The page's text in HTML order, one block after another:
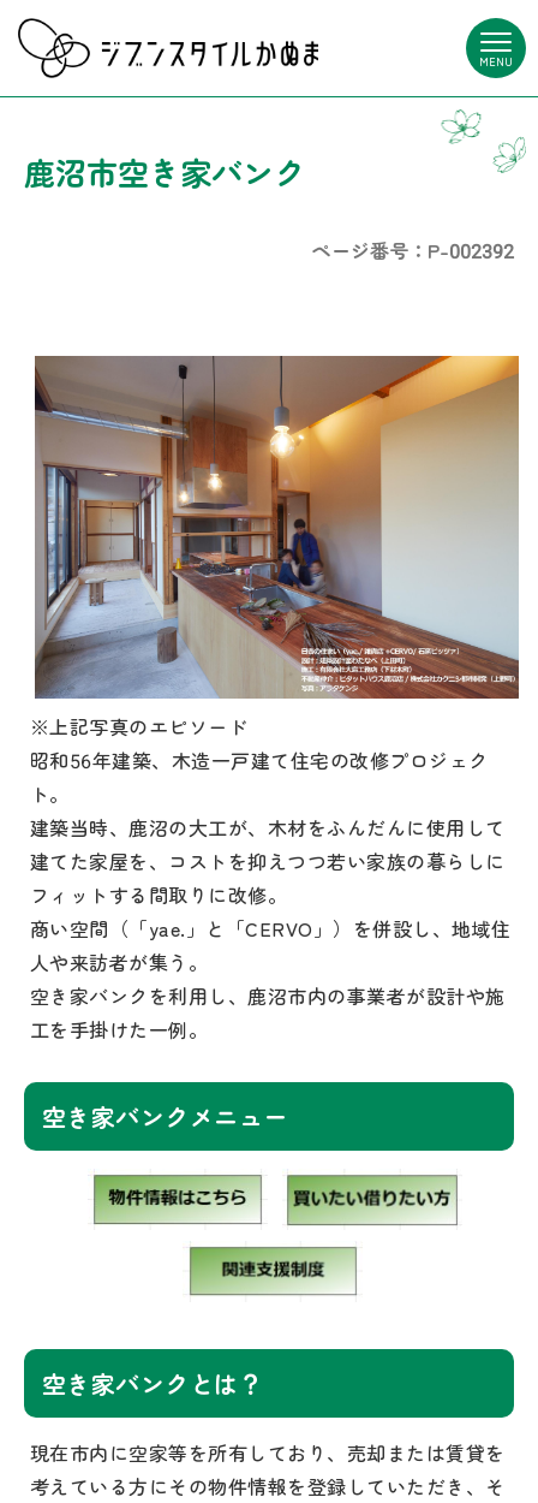
MENU
鹿沼市空き家バンク
ページ番号：P-002392
※上記写真のエピソード
昭和56年建築、木造一戸建て住宅の改修プロジェク
ト。
建築当時、鹿沼の大工が、木材をふんだんに使用して
建てた家屋を、コストを抑えつつ若い家族の暮らしに
フィットする間取りに改修。
商い空間（「yae.」と「CERVO」）を併設し、地域住
人や来訪者が集う。
空き家バンクを利用し、鹿沼市内の事業者が設計や施
工を手掛けた一例。
空き家バンクメニュー
空き家バンクとは ？
現在市内に空家等を所有しており、売却または賃貸を
考えている方にその物件情報を登録していただき、そ